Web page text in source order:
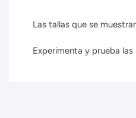
Las tallas que se
Experimenta y prueba